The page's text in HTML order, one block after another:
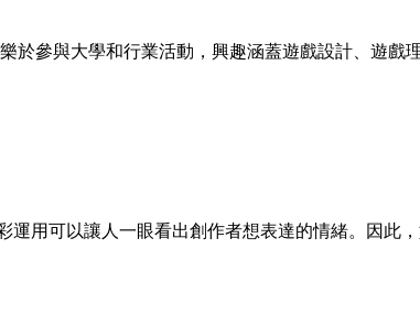
參與大學和行業活動，興趣涵蓋遊戲設計、遊戲
用可以讓人一眼看出創作者想表達的情緒。因此